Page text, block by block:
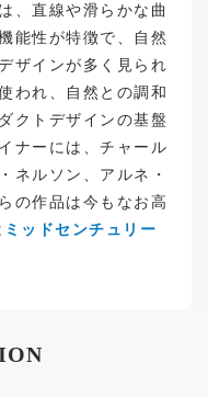
、直線や滑らかな曲
能性が特徴で、自然
ザインが多く見られ
われ、自然との調和
クトデザインの基盤
ナーには、チャール
ネルソン、アルネ・
の作品は今もなお高
ミッドセンチュリー